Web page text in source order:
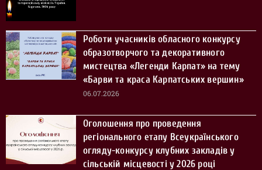
Роботи учасників обласного конкурсу
образотворчого та декоративного
мистецтва «Легенди Карпат» на тему
«Барви та краса Карпатських вершин»
06.07.2026
Оголошення про проведення
регіонального етапу Всеукраїнського
огляду-конкурсу клубних закладів у
сільській місцевості у 2026 році